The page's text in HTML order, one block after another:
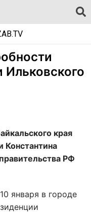
края
Константина
РФ
января в городе